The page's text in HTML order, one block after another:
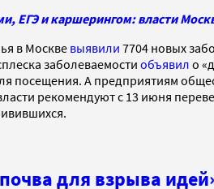
ЕГЭ и каршерингом: власти
в Москве выявили 7704 новых
заболеваемости объявил о
посещения. А предприятиям
рекомендуют с 13 июня
для взрыва